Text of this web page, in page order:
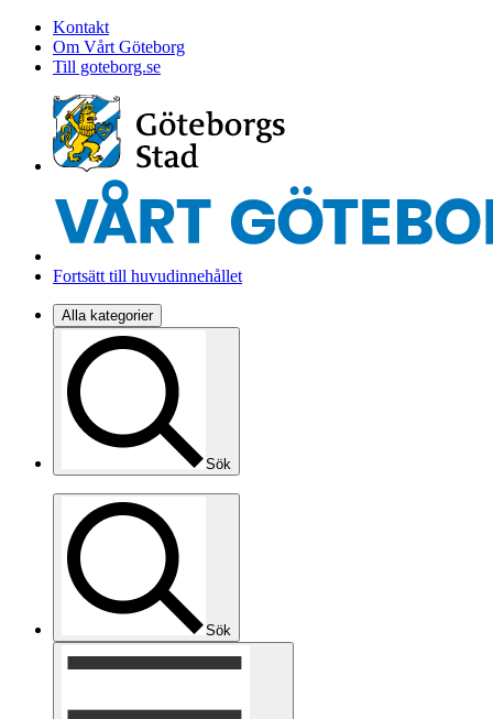
Kontakt
Om Vårt Göteborg
Till goteborg.se
Fortsätt till huvudinnehållet
Alla kategorier
Sök
Sök